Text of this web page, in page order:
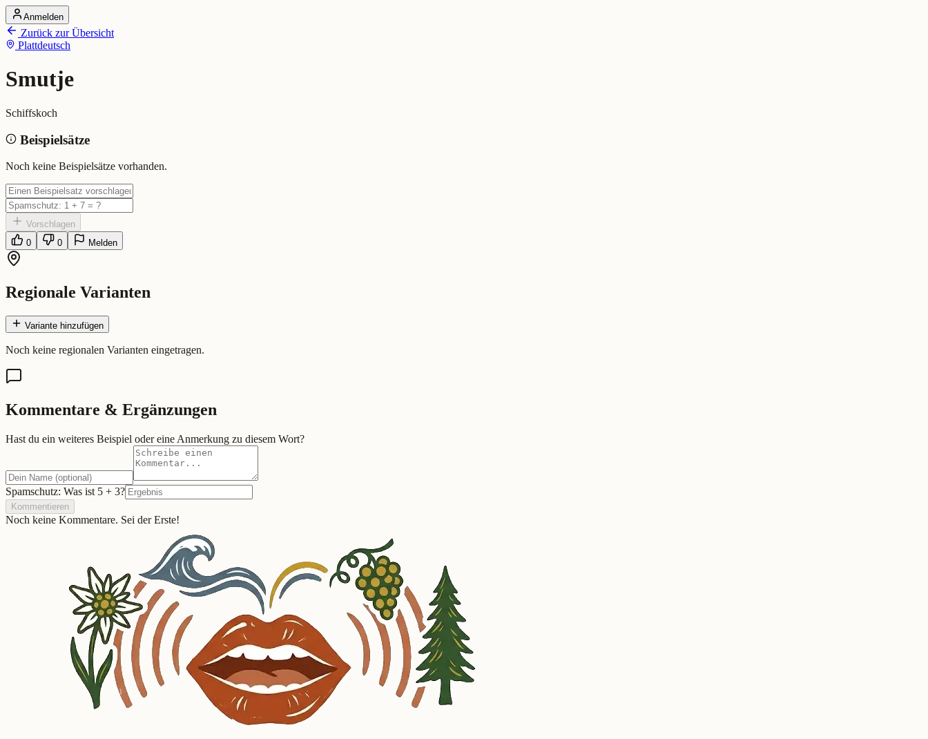
Startseite
Alle Dialekte
Dialekte vergleichen
Dialekt-Karte
Ranking
Smutje (Plattdeutsch)
Bedeutung:Schiffskoch
Anmelden
Zurück zur Übersicht
Plattdeutsch
Smutje
Schiffskoch
Beispielsätze
Noch keine Beispielsätze vorhanden.
Vorschlagen
0
0 Melden
Regionale Varianten
Variante hinzufügen
Noch keine regionalen Varianten eingetragen.
Kommentare & Ergänzungen
Hast du ein weiteres Beispiel oder eine Anmerkung zu diesem Wort?
Spamschutz: Was ist 5 + 3?
Kommentieren
Noch keine Kommentare. Sei der Erste!